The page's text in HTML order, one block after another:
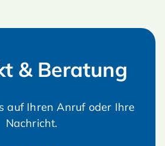
& Beratung
auf Ihren Anruf oder Ihre
Nachricht.